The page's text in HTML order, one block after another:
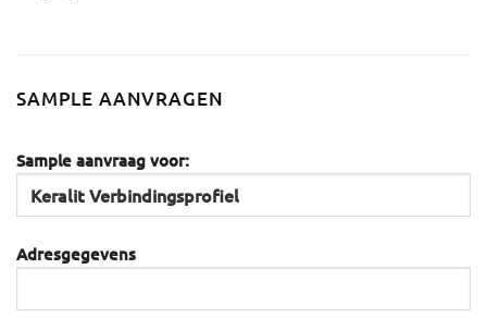
SAMPLE AANVRAGEN
Sample aanvraag voor:
Adresgegevens